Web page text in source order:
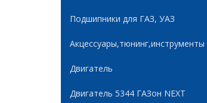
Подшипники для ГАЗ, УАЗ
Акцессуары,тюнинг,инструменты
Двигатель
Двигатель 5344 ГАЗон NEXT